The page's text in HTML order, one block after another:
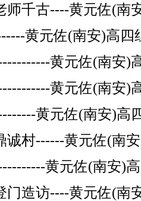
师千古----黄元佐(南
黄元佐(南安)高
黄元佐(南安)
黄元佐(南安)
黄元佐(南安)高
诚村------黄元佐(南
黄元佐(南安)
门造访----黄元佐(南